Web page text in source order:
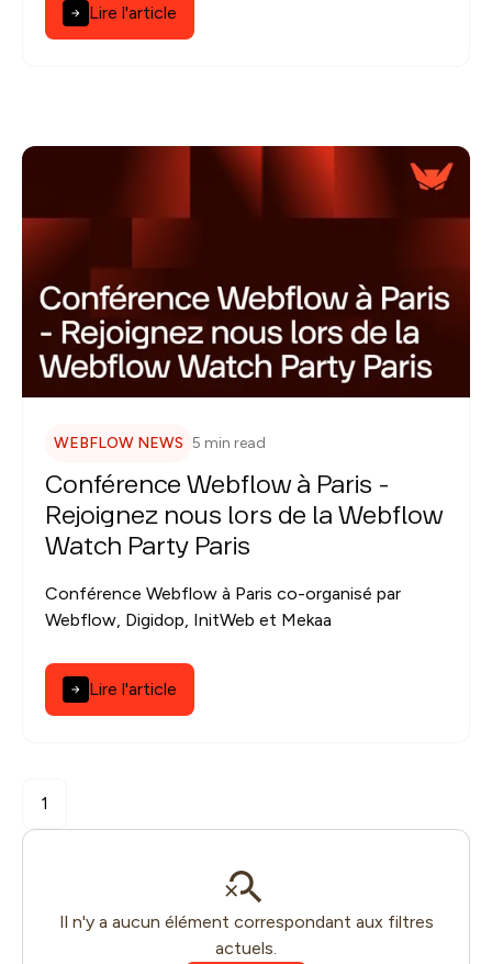
Lire l'article
WEBFLOW NEWS 5 min read
Conférence Webflow à Paris -
Rejoignez nous lors de la Webflow
Watch Party Paris
Conférence Webflow à Paris co-organisé par
Webflow, Digidop, InitWeb et Mekaa
Lire l'article
1
Il n'y a aucun élément correspondant aux filtres
actuels.